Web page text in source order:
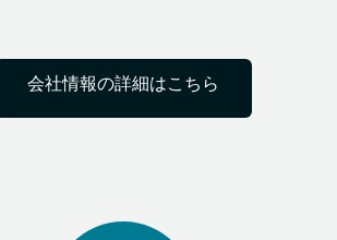
会社情報の詳細はこちら